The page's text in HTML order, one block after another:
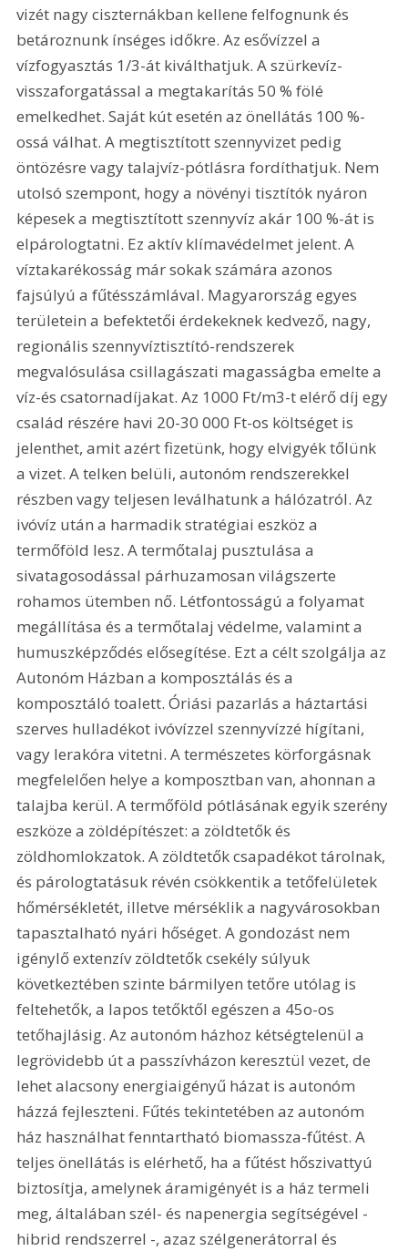
vizét nagy ciszternákban kellene felfognunk és
betároznunk ínséges időkre. Az esővízzel a
vízfogyasztás 1/3-át kiválthatjuk. A szürkevíz-
visszaforgatással a megtakarítás 50 % fölé
emelkedhet. Saját kút esetén az önellátás 100 %-
ossá válhat. A megtisztított szennyvizet pedig
öntözésre vagy talajvíz-pótlásra fordíthatjuk. Nem
utolsó szempont, hogy a növényi tisztítók nyáron
képesek a megtisztított szennyvíz akár 100 %-át is
elpárologtatni. Ez aktív klímavédelmet jelent. A
víztakarékosság már sokak számára azonos
fajsúlyú a fűtésszámlával. Magyarország egyes
területein a befektetői érdekeknek kedvező, nagy,
regionális szennyvíztisztító-rendszerek
megvalósulása csillagászati magasságba emelte a
víz-és csatornadíjakat. Az 1000 Ft/m3-t elérő díj egy
család részére havi 20-30 000 Ft-os költséget is
jelenthet, amit azért fizetünk, hogy elvigyék tőlünk
a vizet. A telken belüli, autonóm rendszerekkel
részben vagy teljesen leválhatunk a hálózatról. Az
ivóvíz után a harmadik stratégiai eszköz a
termőföld lesz. A termőtalaj pusztulása a
sivatagosodással párhuzamosan világszerte
rohamos ütemben nő. Létfontosságú a folyamat
megállítása és a termőtalaj védelme, valamint a
humuszképződés elősegítése. Ezt a célt szolgálja az
Autonóm Házban a komposztálás és a
komposztáló toalett. Óriási pazarlás a háztartási
szerves hulladékot ivóvízzel szennyvízzé hígítani,
vagy lerakóra vitetni. A természetes körforgásnak
megfelelően helye a komposztban van, ahonnan a
talajba kerül. A termőföld pótlásának egyik szerény
eszköze a zöldépítészet: a zöldtetők és
zöldhomlokzatok. A zöldtetők csapadékot tárolnak,
és párologtatásuk révén csökkentik a tetőfelületek
hőmérsékletét, illetve mérséklik a nagyvárosokban
tapasztalható nyári hőséget. A gondozást nem
igénylő extenzív zöldtetők csekély súlyuk
következtében szinte bármilyen tetőre utólag is
feltehetők, a lapos tetőktől egészen a 45o-os
tetőhajlásig. Az autonóm házhoz kétségtelenül a
legrövidebb út a passzívházon keresztül vezet, de
lehet alacsony energiaigényű házat is autonóm
házzá fejleszteni. Fűtés tekintetében az autonóm
ház használhat fenntartható biomassza-fűtést. A
teljes önellátás is elérhető, ha a fűtést hőszivattyú
biztosítja, amelynek áramigényét is a ház termeli
meg, általában szél- és napenergia segítségével -
hibrid rendszerrel -, azaz szélgenerátorral és